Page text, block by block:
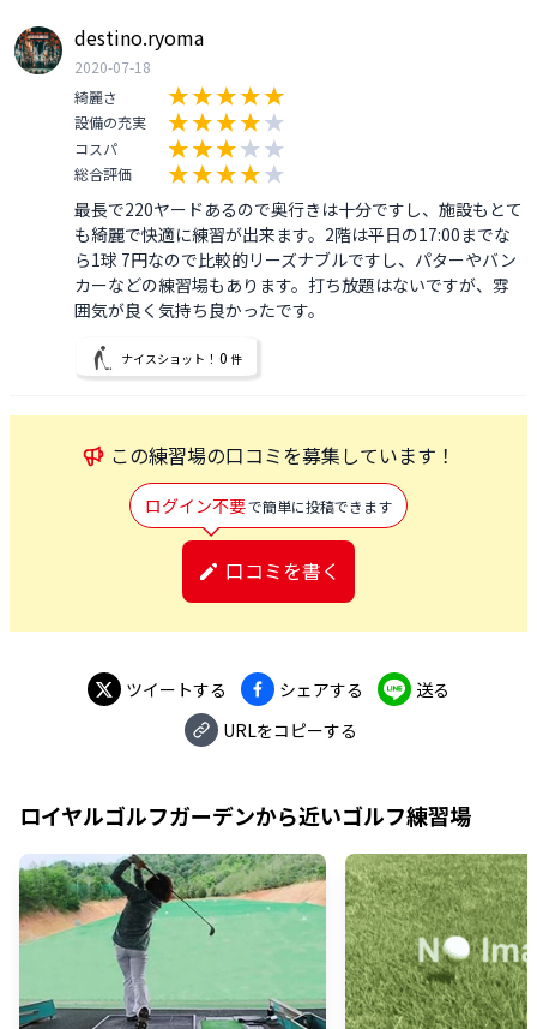
destino.ryoma
2020-07-18
綺麗さ
設備の充実
コスパ
総合評価
最長で220ヤードあるので奥行きは十分ですし、施設もとて
も綺麗で快適に練習が出来ます。2階は平日の17:00までな
ら1球 7円なので比較的リーズナブルですし、パターやバン
カーなどの練習場もあります。打ち放題はないですが、雰
囲気が良く気持ち良かったです。
ナイスショット！ 0 件
この練習場の口コミを募集しています！
ログイン不要で簡単に投稿できます
口コミを書く
ツイートする シェアする
送る
URLをコピーする
ロイヤルゴルフガーデンから近いゴルフ練習場